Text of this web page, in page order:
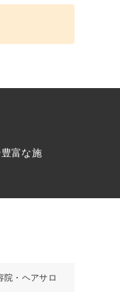
富な施
院・ヘアサロ